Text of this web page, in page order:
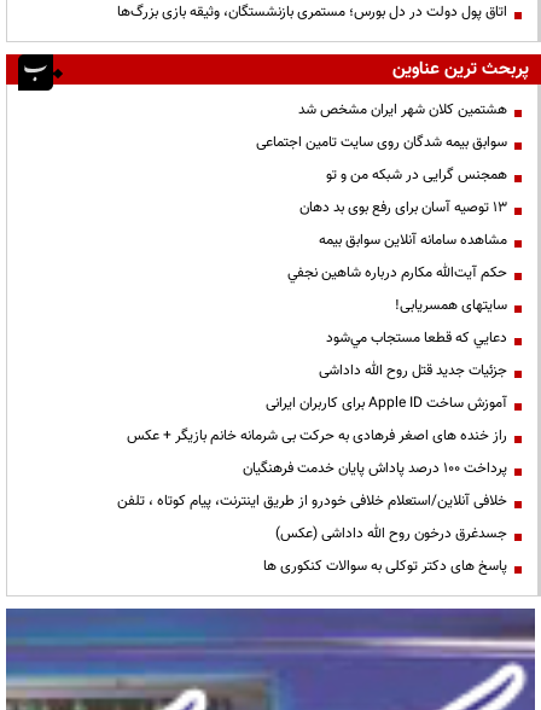
اتاق پول دولت در دل بورس؛ مستمری بازنشستگان، وثیقه بازی بزرگ‌ها
پربحث ترین عناوین
هشتمین کلان شهر ایران مشخص شد
سوابق بیمه شدگان روی سایت تامین اجتماعی
همجنس گرایی در شبکه من و تو
13 توصیه آسان برای رفع بوی بد دهان
مشاهده سامانه آنلاين سوابق بیمه
حكم آيت‌الله مكارم درباره شاهين نجفي
سایتهای همسریابی!
دعايي كه قطعا مستجاب مي‌شود
جزئیات جدید قتل روح الله داداشی
آموزش ساخت Apple ID برای کاربران ایرانی
راز خنده های اصغر فرهادی به حرکت بی شرمانه خانم بازیگر + عکس
پرداخت ۱۰۰ درصد پاداش پایان خدمت فرهنگیان
خلافی آنلاین/استعلام خلافی خودرو از طریق اینترنت، پیام کوتاه ، تلفن
جسدغرق درخون روح الله داداشی (عکس)
پاسخ های دکتر توکلی به سوالات کنکوری ها